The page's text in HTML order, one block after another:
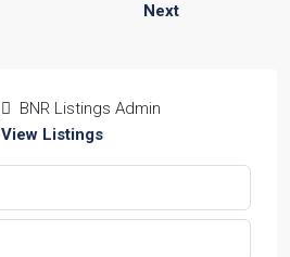
Next
BNR Listings Admin
View Listings